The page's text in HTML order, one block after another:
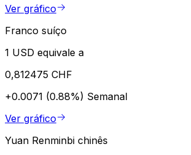
Ver gráfico
Franco suíço
1 USD equivale a
0,812475 CHF
+0.0071 (0.88%) Semanal
Ver gráfico
Yuan Renminbi chinês